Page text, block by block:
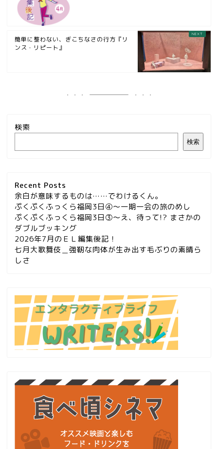
簡単に整わない、ぎこちなさの行方『リ
ンス・リピート』
検索
検索
Recent Posts
余白が意味するものは……でわけるくん。
ぷくぷくふっくら福岡3日④～一期一会の旅のめし
ぷくぷくふっくら福岡3日③～え、待って!? まさかの
ダブルブッキング
2026年7月のＥＬ編集後記！
七月大歌舞伎＿強靭な肉体が生み出す毛ぶりの素晴ら
しさ